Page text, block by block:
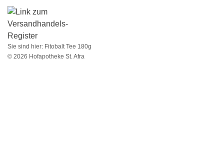
Sie sind hier: Fitobalt Tee 180g
© 2026 Hofapotheke St. Afra